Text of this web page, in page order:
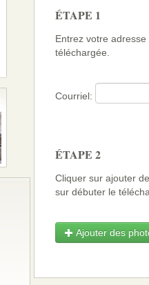
ÉTAPE 1
Entrez votre
téléchargée.
Courriel:
ÉTAPE 2
Cliquer sur ajouter
sur débuter le
Ajouter des